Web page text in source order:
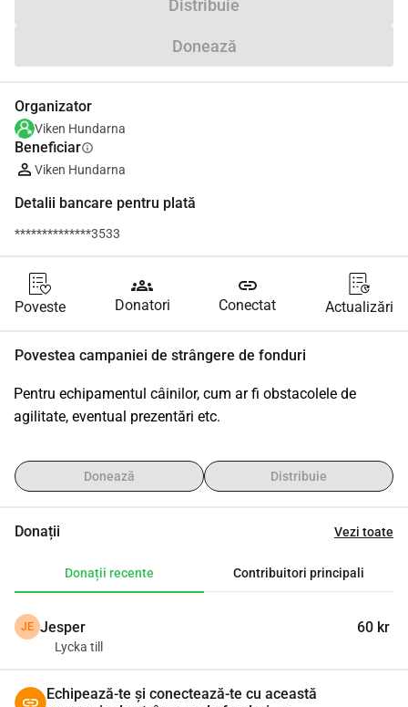
Distribuie
Donează
Organizator
Viken Hundarna
Beneficiarinfo
Viken Hundarna
Detalii bancare pentru plată
**************3533
Poveste
groups
Donatori
link
Conectat Actualizări
Povestea campaniei de strângere de fonduri
Pentru echipamentul câinilor, cum ar fi obstacolele de
agilitate, eventual prezentări etc.
Donează Distribuie
Donații Vezi toate
Donații recente Contribuitori principali
JE Jesper 60 kr
Lycka till
Echipează-te și conectează-te cu această